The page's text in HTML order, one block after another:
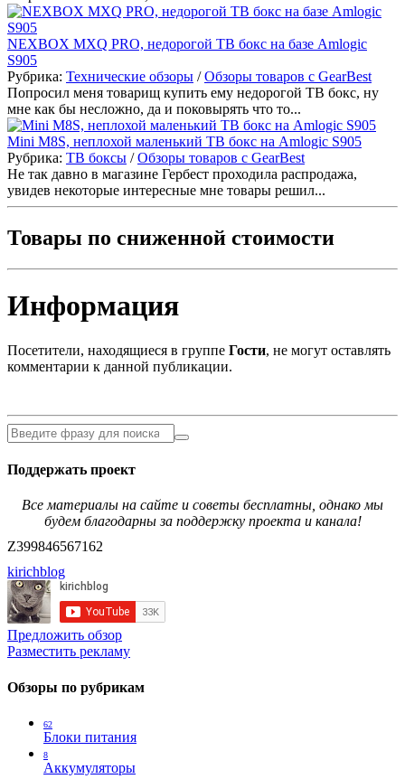
NEXBOX MXQ PRO, недорогой ТВ бокс на базе Amlogic
S905
Рубрика: Технические обзоры /Обзоры товаров с GearBest
Попросил меня товарищ купить ему недорогой ТВ бокс, ну
мне как бы несложно, да и поковырять что то...
Mini M8S, неплохой маленький ТВ бокс на Amlogic S905
Рубрика: ТВ боксы /Обзоры товаров с GearBest
Не так давно в магазине Гербест проходила распродажа,
увидев некоторые интересные мне товары решил...
Товары по сниженной стоимости
Информация
Посетители, находящиеся в группе Гости, не могут оставлять
комментарии к данной публикации.
Поддержать проект
Все материалы на сайте и советы бесплатны, однако мы
будем благодарны за поддержку проекта и канала!
Z399846567162
kirichblog
Предложить обзор
Разместить рекламу
Обзоры по рубрикам
62
Блоки питания
8
Аккумуляторы